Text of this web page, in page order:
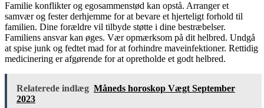
Familie konflikter og egosammenstød kan opstå. Arranger et
samvær og fester derhjemme for at bevare et hjerteligt forhold til
familien. Dine forældre vil tilbyde støtte i dine bestræbelser.
Familiens ansvar kan øges. Vær opmærksom på dit helbred. Undgå
at spise junk og fedtet mad for at forhindre maveinfektioner. Rettidig
medicinering er afgørende for at opretholde et godt helbred.
Relaterede indlæg Måneds horoskop Vægt September
2023